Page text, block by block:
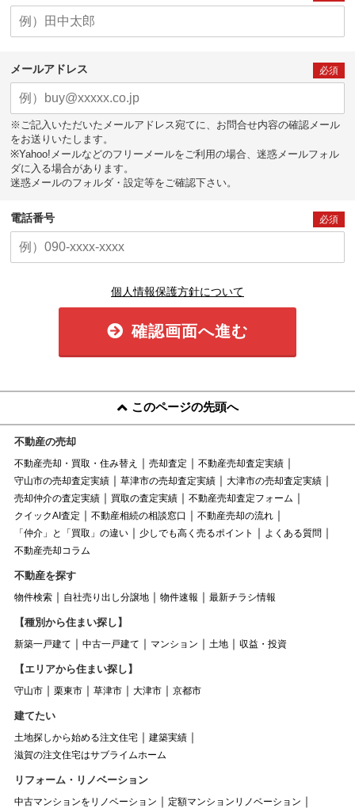
メールアドレス 必須
※ご記入いただいたメールアドレス宛てに、お問合せ内容の確認メール
をお送りいたします。
※Yahoo!メールなどのフリーメールをご利用の場合、迷惑メールフォル
ダに入る場合があります。
迷惑メールのフォルダ・設定等をご確認下さい。
電話番号 必須
個人情報保護方針について
確認画面へ進む
このページの先頭へ
不動産の売却
不動産売却・買取・住み替え 売却査定
不動産売却査定実績
守山市の売却査定実績
草津市の売却査定実績
大津市の売却査定実績
売却仲介の査定実績
買取の査定実績
不動産売却査定フォーム
クイックAI査定
不動産相続の相談窓口
不動産売却の流れ
「仲介」と「買取」の違い
少しでも高く売るポイント
よくある質問
不動産売却コラム
不動産を探す
物件検索 自社売り出し分譲地 物件速報 最新チラシ情報
【種別から住まい探し】
新築一戸建て 中古一戸建て マンション 土地 収益・投資
【エリアから住まい探し】
守山市 栗東市 草津市 大津市 京都市
建てたい
土地探しから始める注文住宅
建築実績
滋賀の注文住宅はサブライムホーム
リフォーム・リノベーション
中古マンションをリノベーション
定額マンションリノベーション